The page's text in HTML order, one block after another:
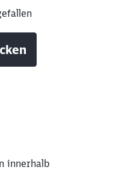
innerhalb